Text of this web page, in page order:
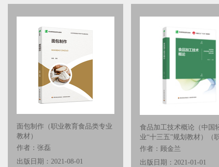
面包制作（职业教育食品类专业
教材）
作者：张磊
出版日期：2021-08-01
食品加工技术概论（中国
业“十三五”规划教材）（
作者：顾金兰
出版日期：2021-01-01